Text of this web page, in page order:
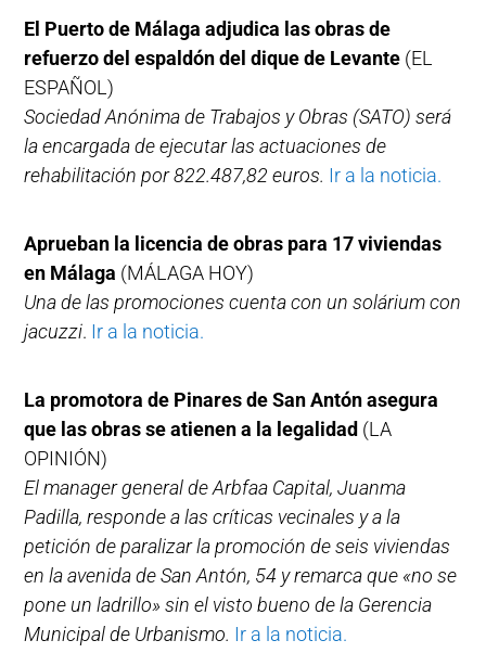
El Puerto de Málaga adjudica las obras de
refuerzo del espaldón del dique de Levante (EL
ESPAÑOL)
Sociedad Anónima de Trabajos y Obras (SATO) será
la encargada de ejecutar las actuaciones de
rehabilitación por 822.487,82 euros. Ir a la noticia.
Aprueban la licencia de obras para 17 viviendas
en Málaga (MÁLAGA HOY)
Una de las promociones cuenta con un solárium con
jacuzzi. Ir a la noticia.
La promotora de Pinares de San Antón asegura
que las obras se atienen a la legalidad (LA
OPINIÓN)
El manager general de Arbfaa Capital, Juanma
Padilla, responde a las críticas vecinales y a la
petición de paralizar la promoción de seis viviendas
en la avenida de San Antón, 54 y remarca que «no se
pone un ladrillo» sin el visto bueno de la Gerencia
Municipal de Urbanismo. Ir a la noticia.